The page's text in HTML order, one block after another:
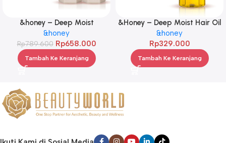
&honey – Deep Moist
Treatment 445 g Twinpack
&honey
Rp789.600 Rp658.000
Tambah Ke Keranjang
&Honey – Deep Moist Hair Oil
3.0 100ml
&honey
Rp329.000
Tambah Ke Keranjang